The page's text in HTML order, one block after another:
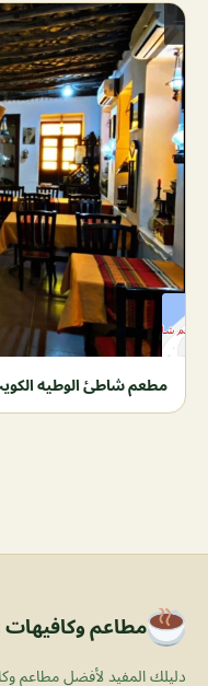
مطعم شاطئ الوطيه
مطاعم وكافيهات
دليلك المفيد لأفضل مطاعم